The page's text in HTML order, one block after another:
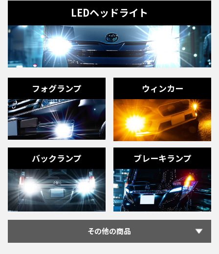
LEDヘッドライト
フォグランプ ウィンカー
バックランプ ブレーキランプ
その他の商品